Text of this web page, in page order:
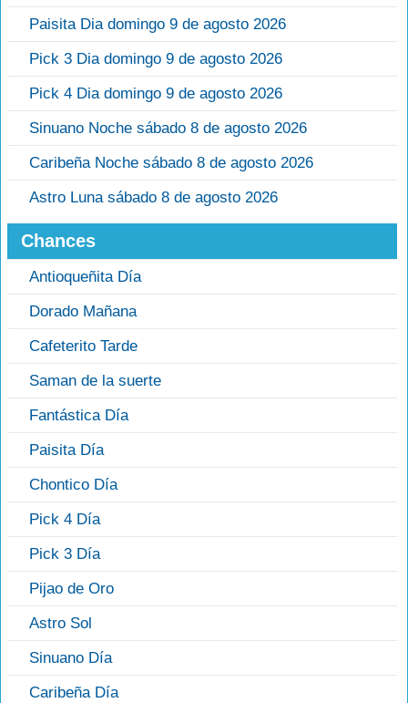
Paisita Dia domingo 9 de agosto 2026
Pick 3 Dia domingo 9 de agosto 2026
Pick 4 Dia domingo 9 de agosto 2026
Sinuano Noche sábado 8 de agosto 2026
Caribeña Noche sábado 8 de agosto 2026
Astro Luna sábado 8 de agosto 2026
Chances
Antioqueñita Día
Dorado Mañana
Cafeterito Tarde
Saman de la suerte
Fantástica Día
Paisita Día
Chontico Día
Pick 4 Día
Pick 3 Día
Pijao de Oro
Astro Sol
Sinuano Día
Caribeña Día